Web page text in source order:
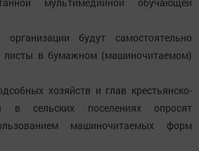
мультимедийной обучающей
организации будут самостоятельно
листы в бумажном (машиночитаемом)
хозяйств и глав крестьянско-
в сельских поселениях опросят
машиночитаемых форм